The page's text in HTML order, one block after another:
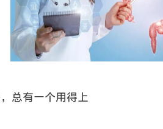
总有一个用得上